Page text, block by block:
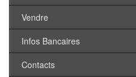
Vendre
Infos Bancaires
Contacts